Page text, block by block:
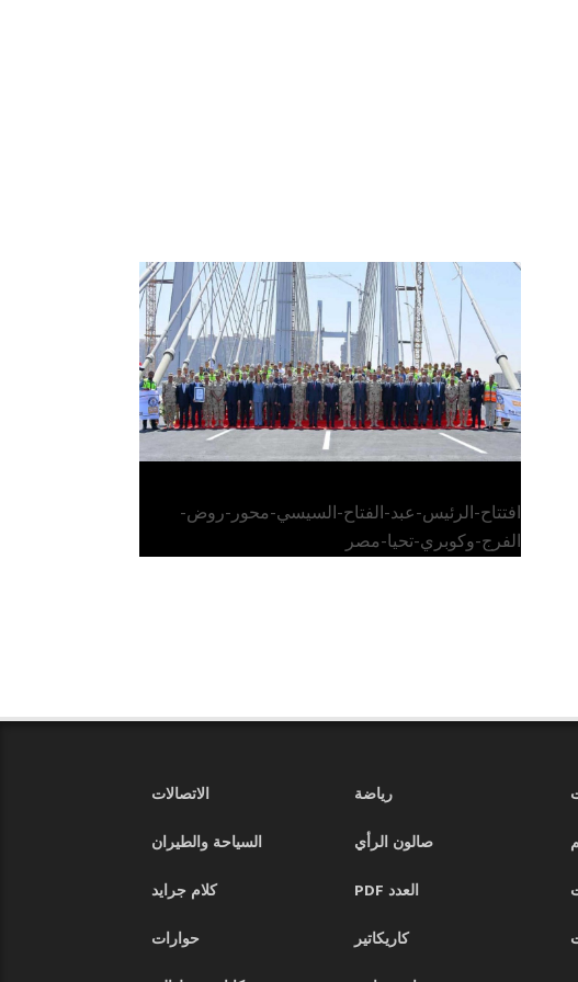
الرئيس عبد الفتاح السيسي يفتتح محور روض
الفرج وكوبري تحيا مصر
افتتاح-الرئيس-عبد-الفتاح-السيسي-محور-روض-
الفرج-وكوبري-تحيا-مصر
رياضة
الاتصالات
صالون الرأي
السياحة والطيران
العدد PDF
كلام جرايد
كاريكاتير
حوارات